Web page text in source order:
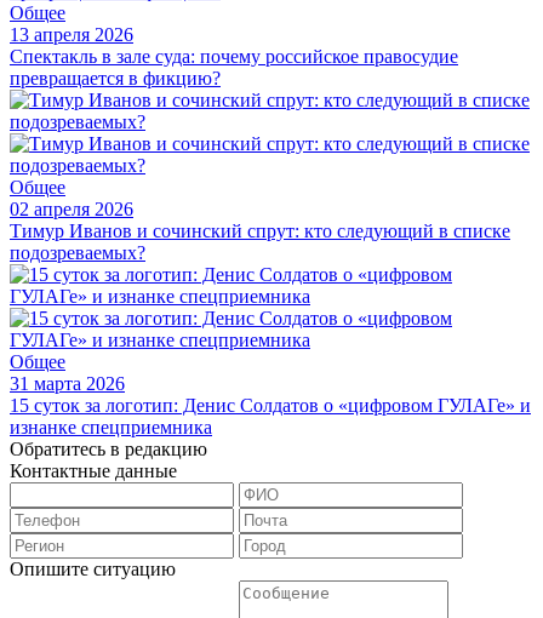
Общее
13 апреля 2026
Спектакль в зале суда: почему российское правосудие
превращается в фикцию?
Общее
02 апреля 2026
Тимур Иванов и сочинский спрут: кто следующий в списке
подозреваемых?
Общее
31 марта 2026
15 суток за логотип: Денис Солдатов о «цифровом ГУЛАГе» и
изнанке спецприемника
Обратитесь в редакцию
Контактные данные
Опишите ситуацию